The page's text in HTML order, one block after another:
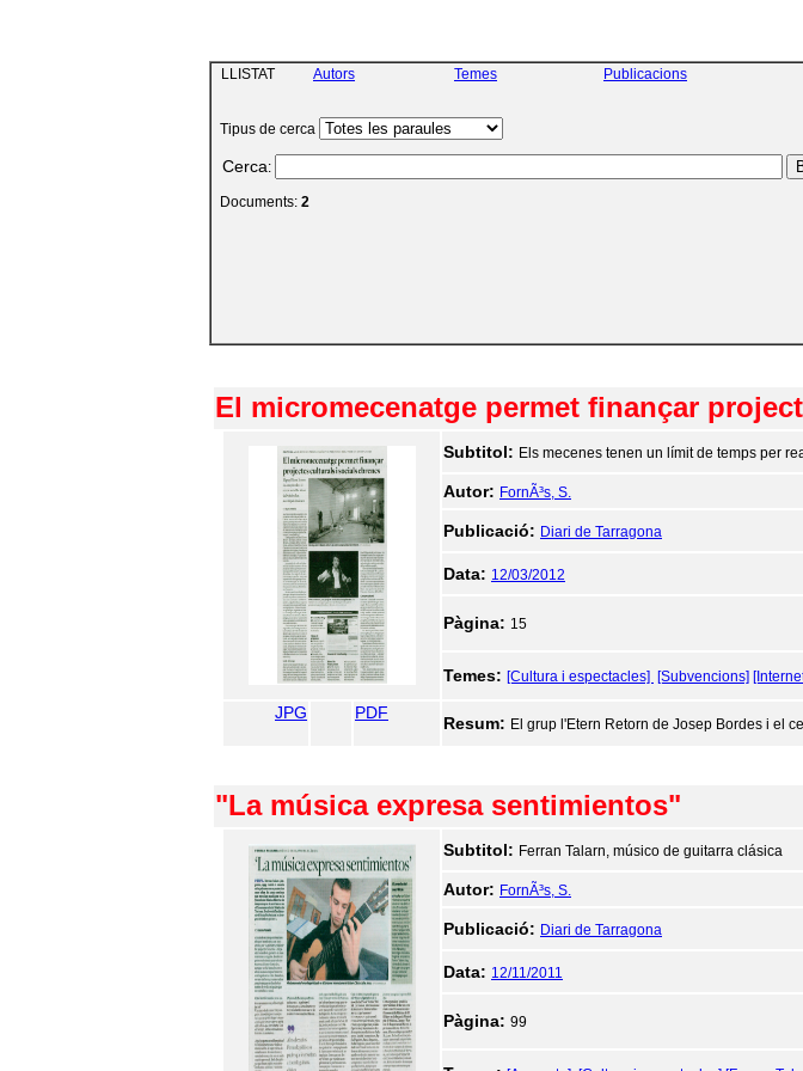
LLISTAT Autors Temes Publicacions
Tipus de cerca
Cerca:
Documents: 2
El micromecenatge permet finançar
Subtitol: Els mecenes tenen un límit de temps per
Autor: FornÃ³s, S.
Publicació: Diari de Tarragona
Data: 12/03/2012
Pàgina: 15
Temes: [Cultura i espectacles] [Subvencions]
JPG PDF
Resum: El grup l'Etern Retorn de Josep Bordes i el
"La música expresa sentimientos"
Subtitol: Ferran Talarn, músico de guitarra clásica
Autor: FornÃ³s, S.
Publicació: Diari de Tarragona
Data: 12/11/2011
Pàgina: 99